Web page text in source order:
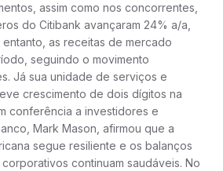
assim como nos concorrentes,
do Citibank avançaram 24% a/a,
entanto, as receitas de mercado
seguindo o movimento
Já sua unidade de serviços e
crescimento de dois dígitos na
conferência a investidores e
Mark Mason, afirmou que a
segue resiliente e os balanços
continuam saudáveis. No